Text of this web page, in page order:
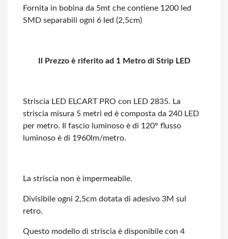
Fornita in bobina da 5mt che contiene 1200 led
SMD separabili ogni 6 led (2,5cm)
Il Prezzo è riferito ad 1 Metro di Strip LED
Striscia LED ELCART PRO con LED 2835. La
striscia misura 5 metri ed è composta da 240 LED
per metro. Il fascio luminoso è di 120° flusso
luminoso è di 1960lm/metro.
La striscia non è impermeabile.
Divisibile ogni 2,5cm dotata di adesivo 3M sul
retro.
Questo modello di striscia è disponibile con 4